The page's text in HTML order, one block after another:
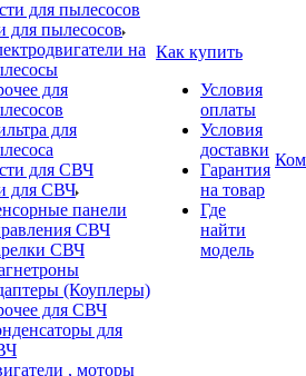
для пылесосов
на
для
для
для СВЧ
панели
СВЧ
СВЧ
(Коуплеры)
для СВЧ
для
, моторы
Как купить
Условия
оплаты
Условия
доставки
Гарантия
на товар
Где
найти
модель